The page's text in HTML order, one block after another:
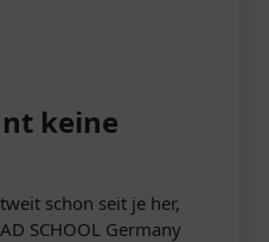
keine
schon seit je her,
SCHOOL Germany